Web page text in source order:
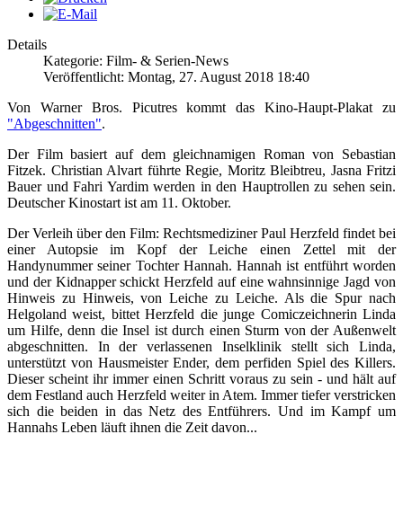
Details
Kategorie: Film- & Serien-News
Veröffentlicht: Montag, 27. August 2018 18:40
Von Warner Bros. Picutres kommt das Kino-Haupt-Plakat zu
"Abgeschnitten".
Der Film basiert auf dem gleichnamigen Roman von Sebastian
Fitzek. Christian Alvart führte Regie, Moritz Bleibtreu, Jasna Fritzi
Bauer und Fahri Yardim werden in den Hauptrollen zu sehen sein.
Deutscher Kinostart ist am 11. Oktober.
Der Verleih über den Film: Rechtsmediziner Paul Herzfeld findet bei
einer Autopsie im Kopf der Leiche einen Zettel mit der
Handynummer seiner Tochter Hannah. Hannah ist entführt worden
und der Kidnapper schickt Herzfeld auf eine wahnsinnige Jagd von
Hinweis zu Hinweis, von Leiche zu Leiche. Als die Spur nach
Helgoland weist, bittet Herzfeld die junge Comiczeichnerin Linda
um Hilfe, denn die Insel ist durch einen Sturm von der Außenwelt
abgeschnitten. In der verlassenen Inselklinik stellt sich Linda,
unterstützt von Hausmeister Ender, dem perfiden Spiel des Killers.
Dieser scheint ihr immer einen Schritt voraus zu sein - und hält auf
dem Festland auch Herzfeld weiter in Atem. Immer tiefer verstricken
sich die beiden in das Netz des Entführers. Und im Kampf um
Hannahs Leben läuft ihnen die Zeit davon...